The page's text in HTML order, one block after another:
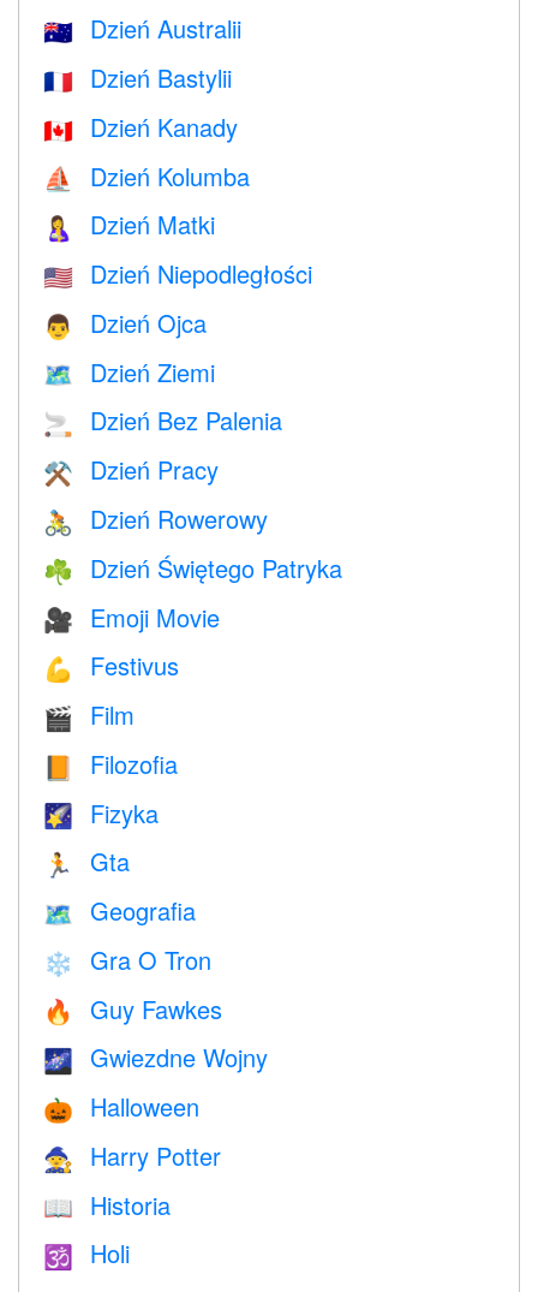
🇦🇺 Dzień Australii
🇫🇷 Dzień Bastylii
🇨🇦 Dzień Kanady
⛵️ Dzień Kolumba
🤱 Dzień Matki
🇺🇸 Dzień Niepodległości
👨 Dzień Ojca
🗺️ Dzień Ziemi
🚬 Dzień Bez Palenia
⚒️ Dzień Pracy
🚴 Dzień Rowerowy
☘️ Dzień Świętego Patryka
🎥 Emoji Movie
💪 Festivus
🎬 Film
📙 Filozofia
🌠 Fizyka
🏃 Gta
🗺 Geografia
❄️ Gra O Tron
🔥 Guy Fawkes
🌌 Gwiezdne Wojny
🎃 Halloween
🧙 Harry Potter
📖 Historia
🕉
Holi